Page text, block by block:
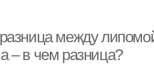
между
– в чем разница?